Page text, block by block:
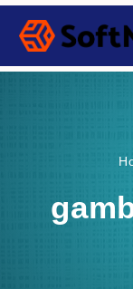
S
p